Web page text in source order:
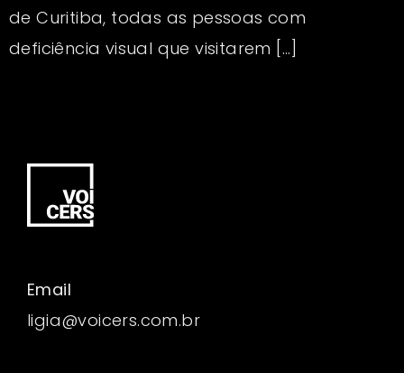
de Curitiba, todas as pessoas com
deficiência visual que visitarem […]
Email
ligia@voicers.com.br